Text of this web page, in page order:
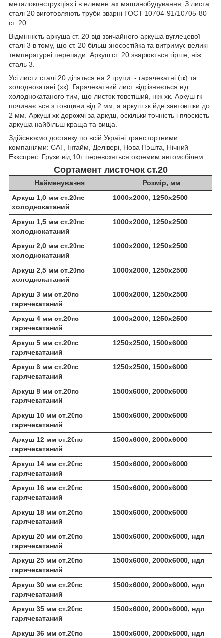
металоконструкціях і в елементах машинобудування. З листа
сталі 20 виготовляють труби зварні ГОСТ 10704-91/10705-80
ст. 20.
Відмінність аркуша ст. 20 від звичайного аркуша вуглецевої
сталі 3 в тому, що ст. 20 більш зносостійка та витримує великі
температурні перепади. Аркуш ст. 20 зварюється гірше, ніж
сталь 3.
Усі листи сталі 20 діляться на 2 групи - гарячекатні (гк) та
холоднокатані (хк). Гарячекатний лист відрізняється від
холоднокатаного тим, що листок товстіший, ніж хк. Аркуш гк
починається з товщини від 2 мм, а аркуш хк йде завтовшки до
2 мм. Аркуші хк дорожчі за аркуш, оскільки точність і плоскість
аркуша найбільш краща та вища.
Здійснюємо доставку по всій Україні транспортними
компаніями: САТ, Інтайм, Делівері, Нова Пошта, Нічний
Еккспрес. Грузи від 10т перевозяться окремим автомобілем.
Сортамент листочок ст.20
Найменування
Розмір, мм
Аркуш 1,0 мм ст.20пс
холоднокатаний
1000х2000, 1250х2500
Аркуш 1,5 мм ст.20пс
холоднокатаний
1000х2000, 1250х2500
Аркуш 2,0 мм ст.20пс
холоднокатаний
1000х2000, 1250х2500
Аркуш 2,5 мм ст.20пс
холоднокатаний
1000х2000, 1250х2500
Аркуш 3 мм ст.20пс
гарячекатаний
1000х2000, 1250х2500
Аркуш 4 мм ст.20пс
гарячекатаний
1000х2000, 1250х2500
Аркуш 5 мм ст.20пс
гарячекатаний
1250х2500, 1500х6000
Аркуш 6 мм ст.20пс
гарячекатаний
1250х2500, 1500х6000
Аркуш 8 мм ст.20пс
гарячекатаний
1500х6000, 2000х6000
Аркуш 10 мм ст.20пс
гарячекатаний
1500х6000, 2000х6000
Аркуш 12 мм ст.20пс
гарячекатаний
1500х6000, 2000х6000
Аркуш 14 мм ст.20пс
гарячекатаний
1500х6000, 2000х6000
Аркуш 16 мм ст.20пс
гарячекатаний
1500х6000, 2000х6000
Аркуш 18 мм ст.20пс
гарячекатаний
1500х6000, 2000х6000
Аркуш 20 мм ст.20пс
гарячекатаний
1500х6000, 2000х6000, ндл
Аркуш 25 мм ст.20пс
гарячекатаний
1500х6000, 2000х6000, ндл
Аркуш 30 мм ст.20пс
гарячекатаний
1500х6000, 2000х6000, ндл
Аркуш 35 мм ст.20пс
гарячекатаний
1500х6000, 2000х6000, ндл
Аркуш 36 мм ст.20пс 1500х6000, 2000х6000, ндл